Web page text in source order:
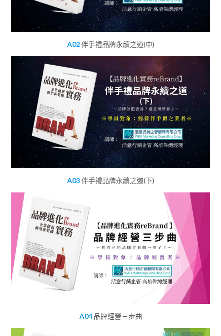
A02伴手禮品牌永續之道(中)
A03伴手禮品牌永續之道(下)
A04品牌經營三步曲